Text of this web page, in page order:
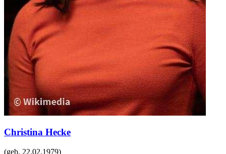
Christina Hecke
(geb. 22.02.1979)